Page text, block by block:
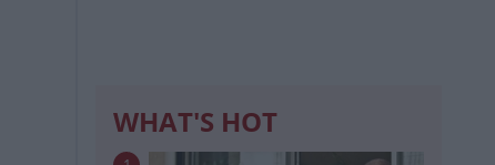
WHAT'S HOT